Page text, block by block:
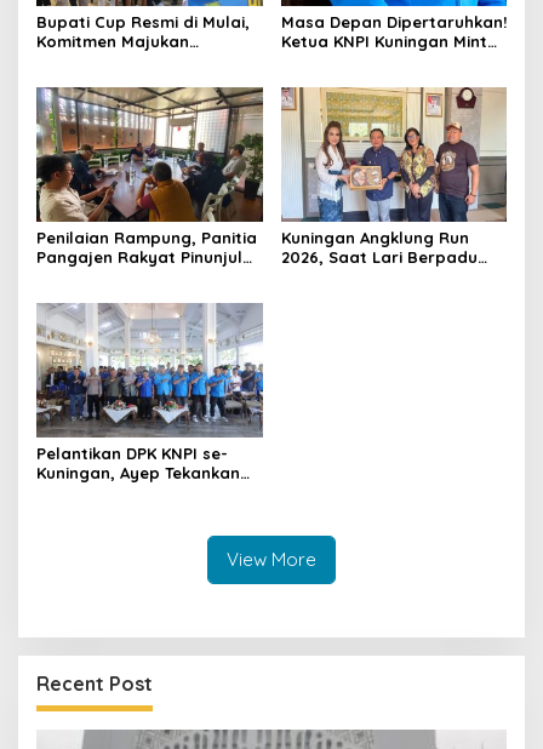
Bupati Cup Resmi di Mulai,
Komitmen Majukan
Masa Depan Dipertaruhkan!
Ketua KNPI Kuningan Minta
Penilaian Rampung, Panitia
Pangajen Rakyat Pinunjul
Kuningan Angklung Run
2026, Saat Lari Berpadu
Pelantikan DPK KNPI se-
Kuningan, Ayep Tekankan
View More
Recent Post